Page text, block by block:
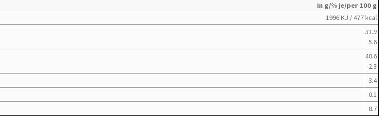
in g/% je/per 100 g
1996 KJ / 477 kcal
31.9
5.6
40.6
2.3
3.4
0.1
8.7